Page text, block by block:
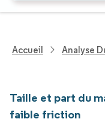
Accueil Analyse
Taille et part du
faible friction